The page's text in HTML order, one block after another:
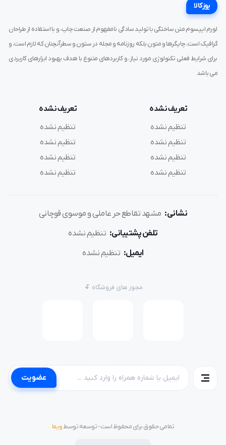
یوزکالا
لورم ایپسوم متن ساختگی با تولید سادگی نامفهوم از صنعت چاپ، و با استفاده از طراحان
گرافیک است، چاپگرها و متون بلکه روزنامه و مجله در ستون و سطرآنچنان که لازم است، و
برای شرایط فعلی تکنولوژی مورد نیاز، و کاربردهای متنوع با هدف بهبود ابزارهای کاربردی
می باشد
تعریف نشده
تنظیم نشده
تنظیم نشده
تنظیم نشده
تنظیم نشده
تعریف نشده
تنظیم نشده
تنظیم نشده
تنظیم نشده
تنظیم نشده
نشانی: مشهد تقاطع حر عاملی و موسوی قوچانی
تلفن پشتیبانی: تنظیم نشده
ایمیل: تنظیم نشده
مجوز های فروشگاه
عضویت
تمامی حقوق برای محفوظ است - توسعه توسطویما